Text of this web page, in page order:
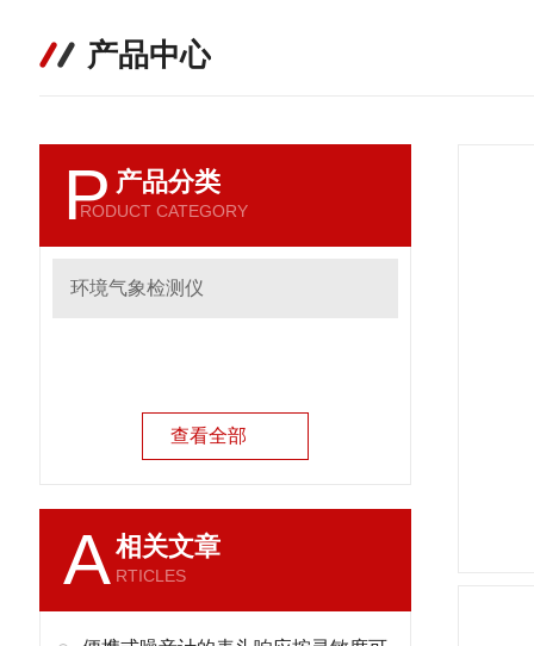
产品中心
P 产品分类
RODUCT CATEGORY
环境气象检测仪
查看全部
A相关文章
RTICLES